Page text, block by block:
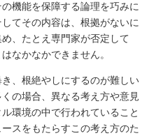
機能を保障する論理を巧みに
てその内容は、根拠がないに
、たとえ専門家が否定して
なかなかできません。
、根絶やしにするのが難しい
の場合、異なる考え方や意見
環境の中で行われていること
スをもたらすこの考え方のた